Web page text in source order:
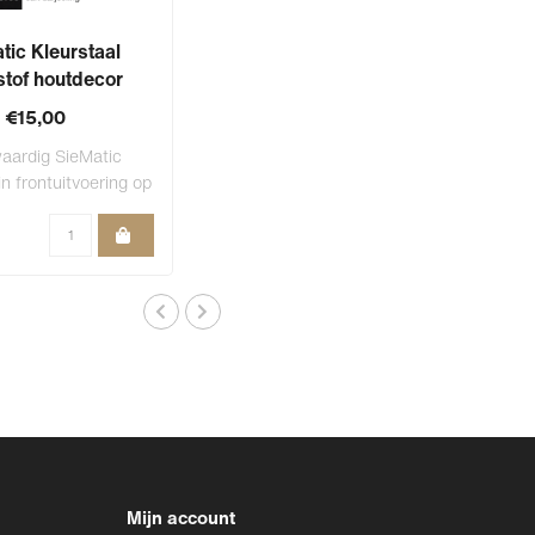
Kleurstaal
houtdecor
MST15-FK
€15,00
SieMatic
frontuitvoering op
Mijn account